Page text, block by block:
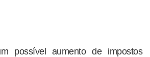
possível aumento de impostos